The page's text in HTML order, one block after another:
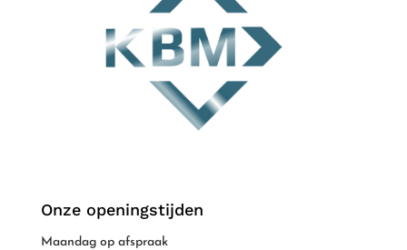
Onze openingstijden
Maandag op afspraak